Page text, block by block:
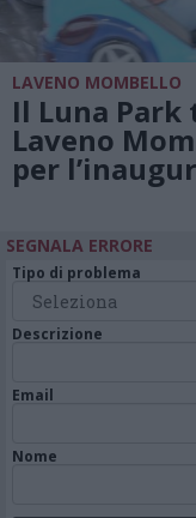
LAVENO MOMBELLO
Il Luna
Laveno
per
SEGNALA ERRORE
Tipo di problema
Descrizione
Email
Nome